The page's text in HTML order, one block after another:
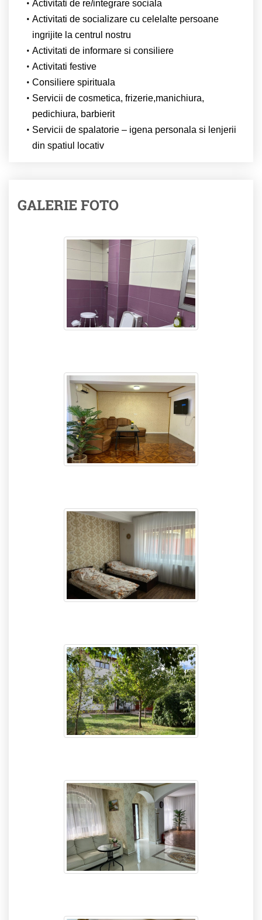
Activitati de re/integrare sociala
Activitati de socializare cu celelalte persoane
ingrijite la centrul nostru
Activitati de informare si consiliere
Activitati festive
Consiliere spirituala
Servicii de cosmetica, frizerie,manichiura,
pedichiura, barbierit
Servicii de spalatorie – igena personala si lenjerii
din spatiul locativ
GALERIE FOTO